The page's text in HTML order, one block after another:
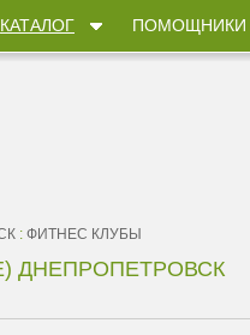
КАТАЛОГ ПОМОЩНИКИ
: ФИТНЕС КЛУБЫ
ДНЕПРОПЕТРОВСК